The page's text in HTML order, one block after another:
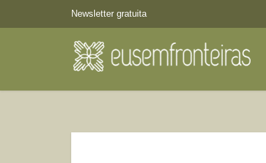
Newsletter gratuita